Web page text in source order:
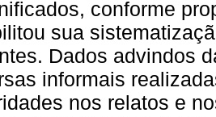
conforme
sua
Dados advindos
informais
nos relatos e